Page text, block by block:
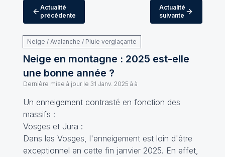
Actualité
précédente
Actualité
suivante
Neige / Avalanche / Pluie verglaçante
Neige en montagne : 2025 est-elle
une bonne année ?
Dernière mise à jour le 31 Janv. 2025 à à
Un enneigement contrasté en fonction des
massifs :
Vosges et Jura :
Dans les Vosges, l'enneigement est loin d'être
exceptionnel en cette fin janvier 2025. En effet,